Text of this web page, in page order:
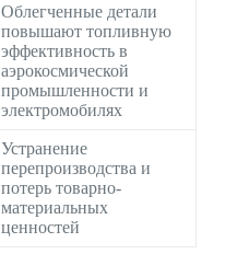
Облегченные детали
повышают топливную
эффективность в
аэрокосмической
промышленности и
электромобилях
Устранение
перепроизводства и
потерь товарно-
материальных
ценностей